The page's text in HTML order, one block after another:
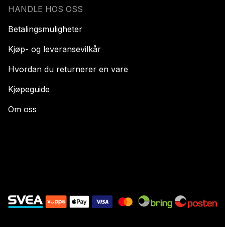
HANDLE HOS OSS
Betalingsmuligheter
Kjøp- og leveransevilkår
Hvordan du returnerer en vare
Kjøpeguide
Om oss